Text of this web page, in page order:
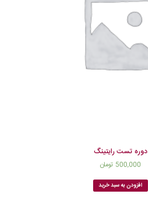
دوره تست رایتینگ
500,000 تومان
افزودن به سبد خرید